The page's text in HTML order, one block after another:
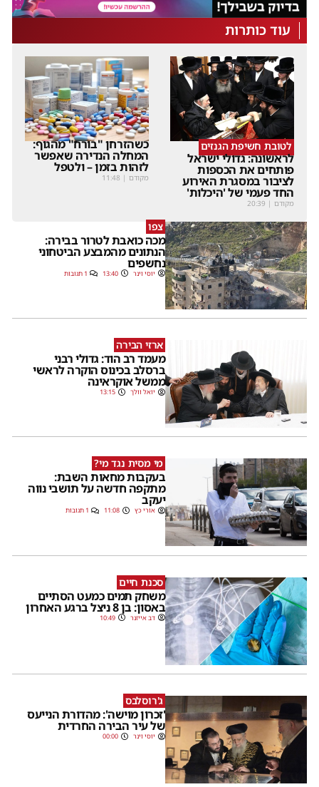
עוד כותרות
לטובת חשיפת הגנזים
לראשונה: גדולי ישראל
פותחים את הכספות
לציבור במסגרת האירוע
החד פעמי של 'היכלות'
מקודם |
20:39
כשהזרחן "בורח" מהגוף:
המחלה הנדירה שאפשר
לזהות בזמן – ולטפל
מקודם |
11:48
צפו
מכה כואבת לטרור בבירה:
הנתונים מהמבצע הביטחוני
נחשפים
יוסי וינר 13:40 1 תגובות
ארזי הבירה
מעמד רב הוד: גדולי רבני
ברסלב בכינוס הוקרה לראשי
ממשל אוקראינה
יואל וולך 13:15
מי מסית נגד מי?
בעקבות מחאות השבת:
מתקפה חדשה על תושבי נווה
יעקב
אורי כץ 11:08 1 תגובות
סכנת חיים
משחק תמים כמעט הסתיים
באסון: בן 8 ניצל ברגע האחרון
דב אייזנר 10:49
ג'רוסלבס
'זכרון מוישה': מהדורת הנייעס
של עיר הבירה החרדית
יוסי וינר 00:00